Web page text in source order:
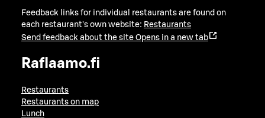
Feedback links for individual restaurants are found on
each restaurant's own website: Restaurants
Send feedback about the site Opens in a new tab
Raflaamo.fi
Restaurants
Restaurants on map
Lunch